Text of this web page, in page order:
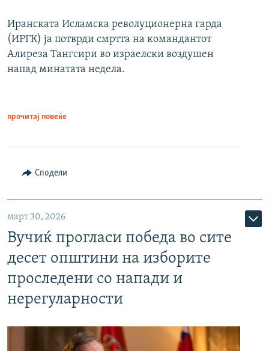
Иранската Исламска револуционерна гарда
(ИРГК) ја потврди смртта на командантот
Алиреза Тангсири во израелски воздушен
напад минатата недела.
прочитај повеќе
Сподели
март 30, 2026
Вучиќ прогласи победа во сите
десет општини на изборите
проследени со напади и
нерегуларности